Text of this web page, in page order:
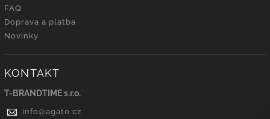
FAQ
Doprava a platba
Novinky
KONTAKT
T-BRANDTIME s.r.o.
info@agato.cz